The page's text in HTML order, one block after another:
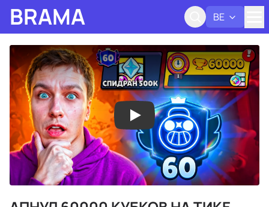
BRAMA BE